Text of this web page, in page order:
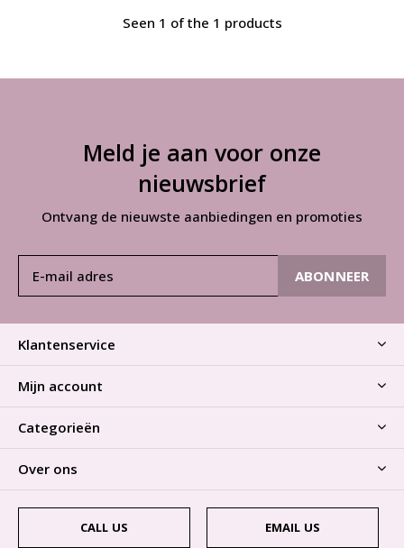
Seen 1 of the 1 products
Meld je aan voor onze
nieuwsbrief
Ontvang de nieuwste aanbiedingen en promoties
ABONNEER
Klantenservice
Mijn account
Categorieën
Over ons
CALL US EMAIL US